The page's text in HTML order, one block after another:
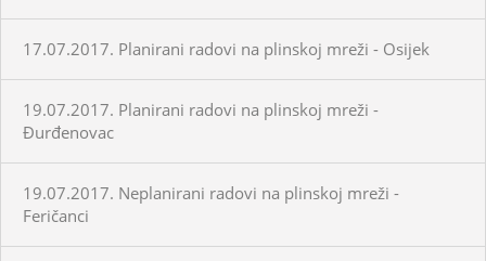
17.07.2017. Planirani radovi na plinskoj mreži - Osijek
19.07.2017. Planirani radovi na plinskoj mreži -
Đurđenovac
19.07.2017. Neplanirani radovi na plinskoj mreži -
Feričanci